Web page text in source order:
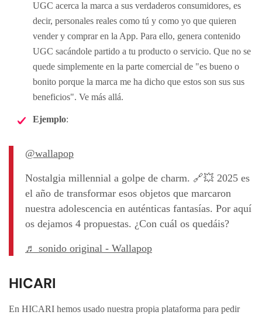
UGC acerca la marca a sus verdaderos consumidores, es
decir, personales reales como tú y como yo que quieren
vender y comprar en la App. Para ello, genera contenido
UGC sacándole partido a tu producto o servicio. Que no se
quede simplemente en la parte comercial de "es bueno o
bonito porque la marca me ha dicho que estos son sus sus
beneficios". Ve más allá.
Ejemplo:
@wallapop
Nostalgia millennial a golpe de charm. 🔗💥 2025 es
el año de transformar esos objetos que marcaron
nuestra adolescencia en auténticas fantasías. Por aquí
os dejamos 4 propuestas. ¿Con cuál os quedáis?
♬ sonido original - Wallapop
HICARI
En HICARI hemos usado nuestra propia plataforma para pedir